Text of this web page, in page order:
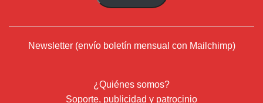
Newsletter (envío boletín mensual con Mailchimp)
¿Quiénes somos?
Soporte, publicidad y patrocinio